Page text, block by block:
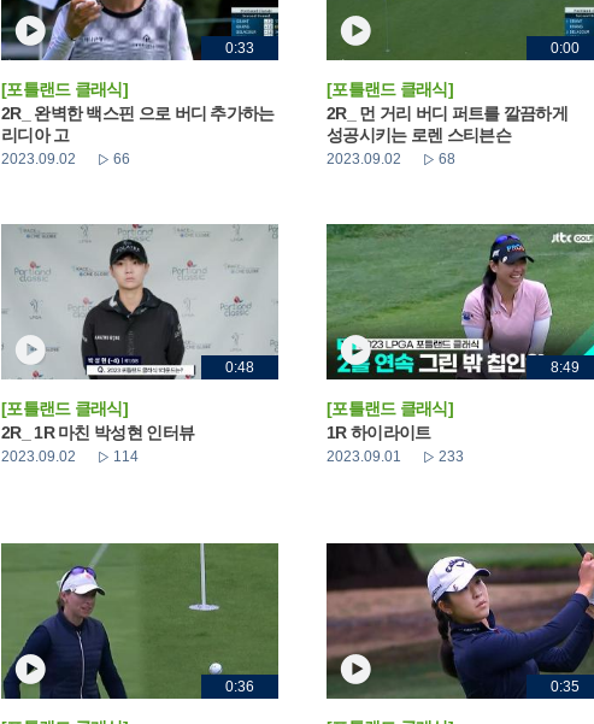
0:33
[포틀랜드 클래식]
2R_ 완벽한 백스핀 으로 버디 추가하는
리디아 고
2023.09.02 66
0:00
[포틀랜드 클래식]
2R_ 먼 거리 버디 퍼트를 깔끔하게
성공시키는 로렌 스티븐슨
2023.09.02 68
0:48
[포틀랜드 클래식]
2R_ 1R 마친 박성현 인터뷰
2023.09.02 114
8:49
[포틀랜드 클래식]
1R 하이라이트
2023.09.01 233
0:36 0:35